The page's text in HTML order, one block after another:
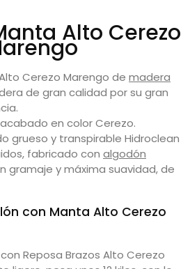
Alto Cerezo
Cerezo Marengo de madera
de gran calidad por su gran
en color Cerezo.
grueso y transpirable Hidroclean
fabricado con algodón
gramaje y máxima suavidad, de
con Manta Alto Cerezo
con Reposa Brazos Alto Cerezo